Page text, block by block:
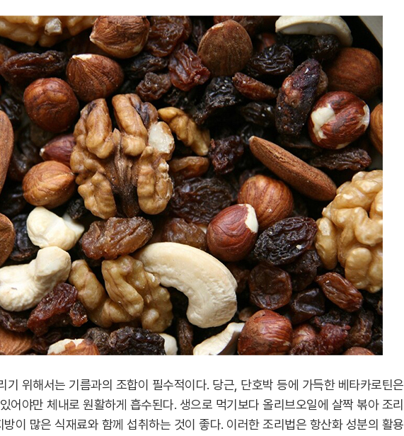
기 위해서는 기름과의 조합이 필수적이다. 당근, 단호박 등에 가득한 베타카로틴은
어야만 체내로 원활하게 흡수된다. 생으로 먹기보다 올리브오일에 살짝 볶아 조리
이 많은 식재료와 함께 섭취하는 것이 좋다. 이러한 조리법은 항산화 성분의 활용